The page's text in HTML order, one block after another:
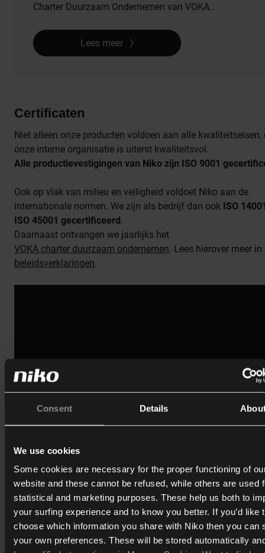
Consent Details
We use cookies
Some cookies are necessary for the proper functioning of
website and these cannot be refused, while others are used
statistical and marketing purposes. These help us both to
your surfing experience and to know you better. If you’d like
choose which information you share with Niko then you can
your own preferences. These will be stored automatically
Charter Duurzaam Ondernemen van VOKA..
Lees meer
Certificaten
Niet alleen onze producten voldoen aan alle kwaliteitseisen,
onze interne organisatie is uiterst kwaliteitsvol.
Alle productievestigingen van Niko zijn ISO 9001
Ook op vlak van milieu en veiligheid voldoet Niko aan de
internationale normen. We zijn als bedrijf dan ook ISO
ISO 45001 gecertificeerd.
Daarnaast ontvangen we jaarlijks het
VOKA charter duurzaam ondernemen. Lees hierover meer in
beleidsverklaringen.
ISO 9001